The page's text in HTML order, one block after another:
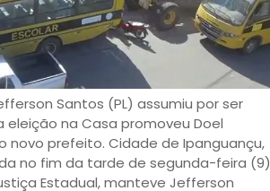
Santos (PL) assumiu por ser
na Casa promoveu Doel
novo prefeito. Cidade de Ipanguançu,
no fim da tarde de segunda-feira (9)
Estadual, manteve Jefferson